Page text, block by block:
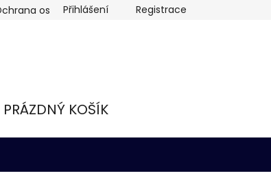
osobních údajů
Přihlášení Registrace
PRÁZDNÝ KOŠÍK